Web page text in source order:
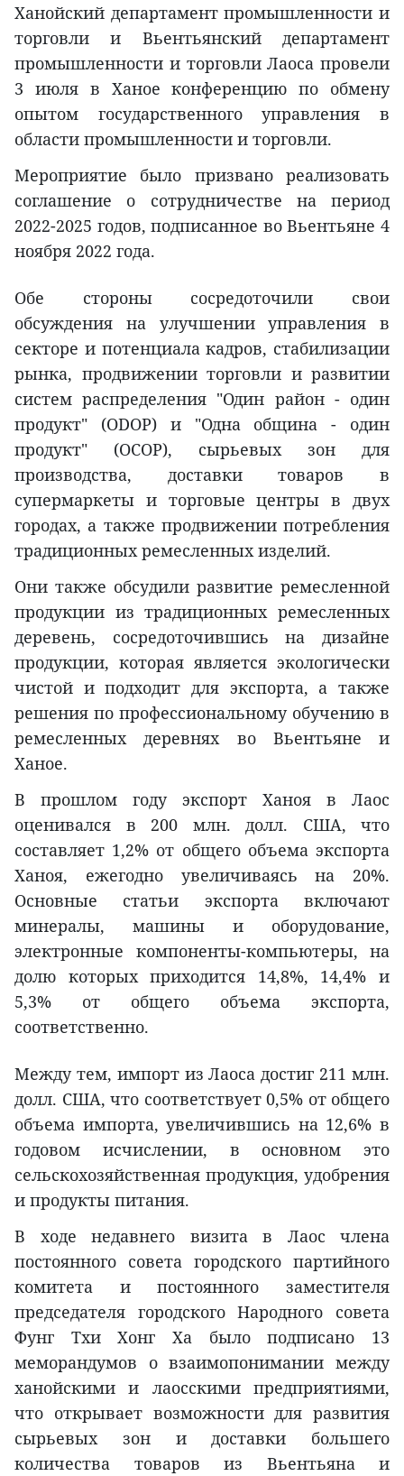
Ханойский департамент промышленности и
торговли и Вьентьянский департамент
промышленности и торговли Лаоса провели
3 июля в Ханое конференцию по обмену
опытом государственного управления в
области промышленности и торговли.
Мероприятие было призвано реализовать
соглашение о сотрудничестве на период
2022-2025 годов, подписанное во Вьентьяне 4
ноября 2022 года.
Обе стороны сосредоточили свои
обсуждения на улучшении управления в
секторе и потенциала кадров, стабилизации
рынка, продвижении торговли и развитии
систем распределения "Один район - один
продукт" (ODOP) и "Одна община - один
продукт" (OCOP), сырьевых зон для
производства, доставки товаров в
супермаркеты и торговые центры в двух
городах, а также продвижении потребления
традиционных ремесленных изделий.
Они также обсудили развитие ремесленной
продукции из традиционных ремесленных
деревень, сосредоточившись на дизайне
продукции, которая является экологически
чистой и подходит для экспорта, а также
решения по профессиональному обучению в
ремесленных деревнях во Вьентьяне и
Ханое.
В прошлом году экспорт Ханоя в Лаос
оценивался в 200 млн. долл. США, что
составляет 1,2% от общего объема экспорта
Ханоя, ежегодно увеличиваясь на 20%.
Основные статьи экспорта включают
минералы, машины и оборудование,
электронные компоненты-компьютеры, на
долю которых приходится 14,8%, 14,4% и
5,3% от общего объема экспорта,
соответственно.
Между тем, импорт из Лаоса достиг 211 млн.
долл. США, что соответствует 0,5% от общего
объема импорта, увеличившись на 12,6% в
годовом исчислении, в основном это
сельскохозяйственная продукция, удобрения
и продукты питания.
В ходе недавнего визита в Лаос члена
постоянного совета городского партийного
комитета и постоянного заместителя
председателя городского Народного совета
Фунг Тхи Хонг Ха было подписано 13
меморандумов о взаимопонимании между
ханойскими и лаосскими предприятиями,
что открывает возможности для развития
сырьевых зон и доставки большего
количества товаров из Вьентьяна и